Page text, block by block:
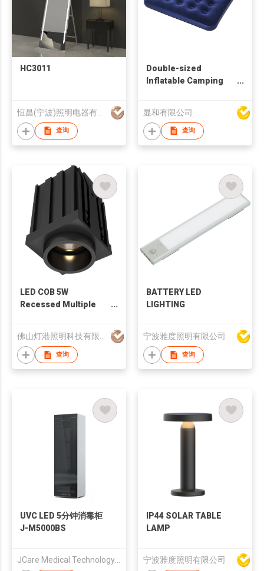
HC3011
查询
Double-sized
Inflatable Camping
显和有限公司
查询
LED COB 5W
Recessed Multiple
查询
BATTERY LED
LIGHTING
宁波雅度照明有限公司
查询
UVC LED 5分钟消毒柜
J-M5000BS
JCare Medical Technology Co. Limited
IP44 SOLAR TABLE
LAMP
宁波雅度照明有限公司